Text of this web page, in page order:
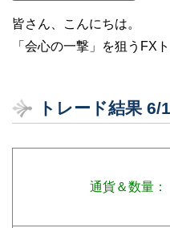
皆さん、こんにちは。
「会心の一撃」を狙うFX
トレード結果 6/
通貨＆数量：